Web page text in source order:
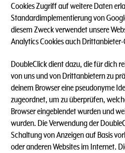
Cookies Zugriff auf weitere Daten
Standardimplementierung von
diesem Zweck verwendet unsere
Analytics Cookies auch Drittanbieter-
DoubleClick dient dazu, die für dich
von uns und von Drittanbietern zu
deinem Browser eine pseudonyme
zugeordnet, um zu überprüfen,
Browser eingeblendet wurden und
wurden. Die Verwendung der
Schaltung von Anzeigen auf Basis
oder anderen Websites im Internet.